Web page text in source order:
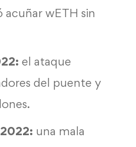
wETH sin
el ataque
del puente y
una mala